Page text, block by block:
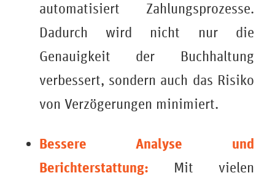
automatisiert Zahlungsprozesse.
Dadurch wird nicht nur die
Genauigkeit der Buchhaltung
verbessert, sondern auch das Risiko
von Verzögerungen minimiert.
Bessere Analyse und
Berichterstattung: Mit vielen